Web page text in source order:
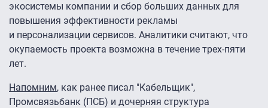
экосистемы компании и сбор больших данных для
повышения эффективности рекламы
и персонализации сервисов. Аналитики считают, что
окупаемость проекта возможна в течение трех-пяти
лет.
Напомним, как ранее писал "Кабельщик",
Промсвязьбанк (ПСБ) и дочерняя структура